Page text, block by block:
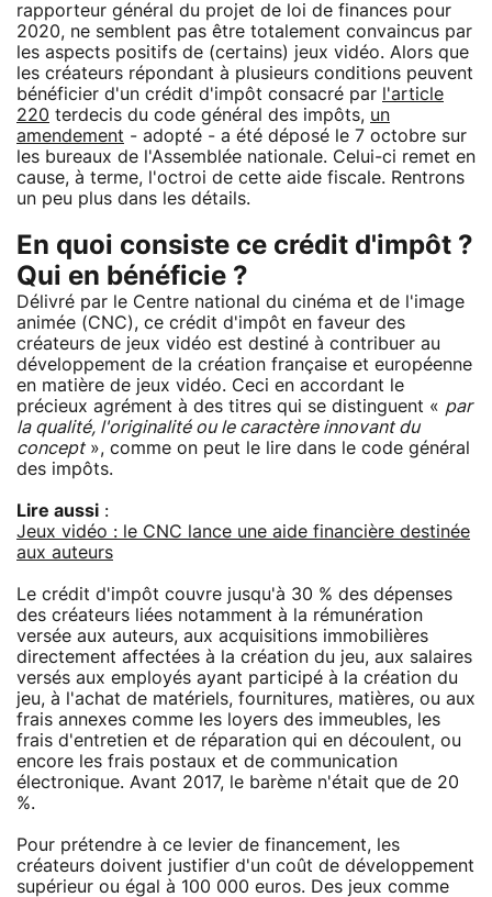
rapporteur général du projet de loi de finances pour
2020, ne semblent pas être totalement convaincus par
les aspects positifs de (certains) jeux vidéo. Alors que
les créateurs répondant à plusieurs conditions peuvent
bénéficier d'un crédit d'impôt consacré par
l'article
220 terdecis du code général des impôts, un
amendement - adopté - a été déposé le 7 octobre sur
les bureaux de l'Assemblée nationale. Celui-ci remet en
cause, à terme, l'octroi de cette aide fiscale. Rentrons
un peu plus dans les détails.
En quoi consiste ce crédit d'impôt ?
Qui en bénéficie ?
Délivré par le Centre national du cinéma et de l'image
animée (CNC), ce crédit d'impôt en faveur des
créateurs de jeux vidéo est destiné à contribuer au
développement de la création française et européenne
en matière de jeux vidéo. Ceci en accordant le
précieux agrément à des titres qui se distinguent « par
la qualité, l'originalité ou le caractère innovant du
concept», comme on peut le lire dans le code général
des impôts.
Lire aussi :
Jeux vidéo : le CNC lance une aide financière destinée
aux auteurs
Le crédit d'impôt couvre jusqu'à 30 % des dépenses
des créateurs liées notamment à la rémunération
versée aux auteurs, aux acquisitions immobilières
directement affectées à la création du jeu, aux salaires
versés aux employés ayant participé à la création du
jeu, à l'achat de matériels, fournitures, matières, ou aux
frais annexes comme les loyers des immeubles, les
frais d'entretien et de réparation qui en découlent, ou
encore les frais postaux et de communication
électronique. Avant 2017, le barème n'était que de 20
%.
Pour prétendre à ce levier de financement, les
créateurs doivent justifier d'un coût de développement
supérieur ou égal à 100 000 euros. Des jeux comme